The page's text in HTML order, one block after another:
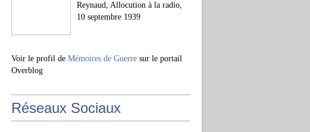
Reynaud, Allocution à la radio,
10 septembre 1939
Voir le profil de Mémoires de Guerre sur le portail
Overblog
Réseaux Sociaux